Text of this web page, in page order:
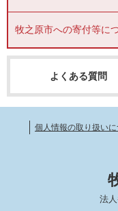
牧之原市への寄付等に
よくある質問
個人情報の取り扱いに
法